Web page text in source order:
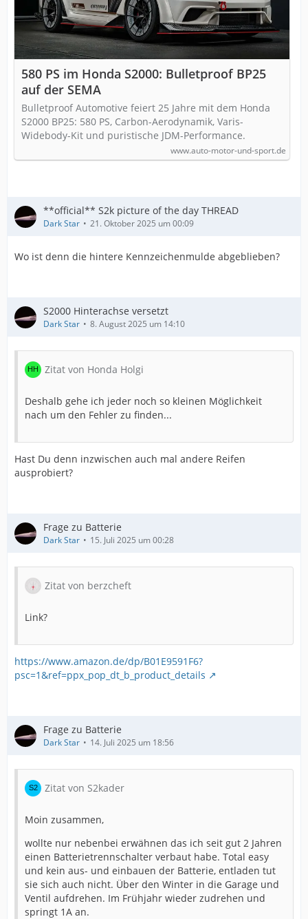
580 PS im Honda S2000: Bulletproof BP25
auf der SEMA
Bulletproof Automotive feiert 25 Jahre mit dem Honda
S2000 BP25: 580 PS, Carbon-Aerodynamik, Varis-
Widebody-Kit und puristische JDM-Performance.
www.auto-motor-und-sport.de
**official** S2k picture of the day THREAD
Dark Star 21. Oktober 2025 um 00:09
Wo ist denn die hintere Kennzeichenmulde abgeblieben?
S2000 Hinterachse versetzt
Dark Star 8. August 2025 um 14:10
Zitat von Honda Holgi
Deshalb gehe ich jeder noch so kleinen Möglichkeit
nach um den Fehler zu finden...
Hast Du denn inzwischen auch mal andere Reifen
ausprobiert?
Frage zu Batterie
Dark Star 15. Juli 2025 um 00:28
Zitat von berzcheft
Link?
https://www.amazon.de/dp/B01E9591F6?
psc=1&ref=ppx_pop_dt_b_product_details
Frage zu Batterie
Dark Star 14. Juli 2025 um 18:56
Zitat von S2kader
Moin zusammen,
wollte nur nebenbei erwähnen das ich seit gut 2 Jahren
einen Batterietrennschalter verbaut habe. Total easy
und kein aus- und einbauen der Batterie, entladen tut
sie sich auch nicht. Über den Winter in die Garage und
Ventil aufdrehen. Im Frühjahr wieder zudrehen und
springt 1A an.